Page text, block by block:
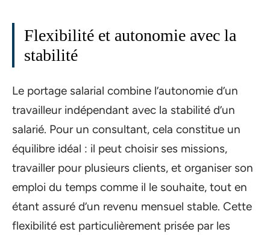
Flexibilité et autonomie avec la
stabilité
Le portage salarial combine l’autonomie d’un
travailleur indépendant avec la stabilité d’un
salarié. Pour un consultant, cela constitue un
équilibre idéal : il peut choisir ses missions,
travailler pour plusieurs clients, et organiser son
emploi du temps comme il le souhaite, tout en
étant assuré d’un revenu mensuel stable. Cette
flexibilité est particulièrement prisée par les